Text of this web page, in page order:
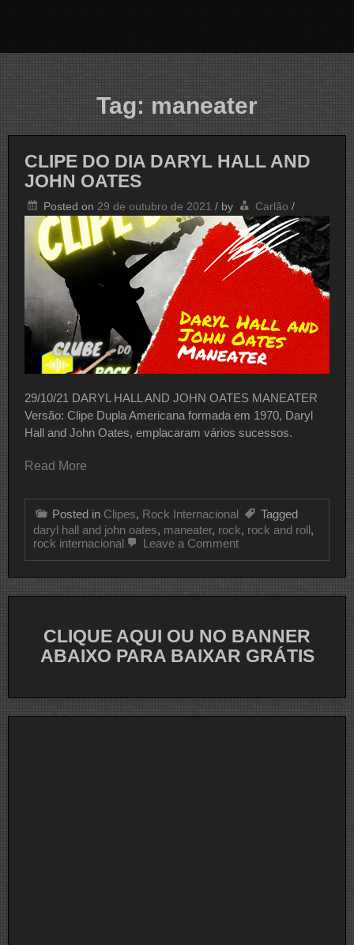
Tag: maneater
CLIPE DO DIA DARYL HALL AND
JOHN OATES
Posted on 29 de outubro de 2021 / by Carlão /
29/10/21 DARYL HALL AND JOHN OATES MANEATER
Versão: Clipe Dupla Americana formada em 1970, Daryl
Hall and John Oates, emplacaram vários sucessos.
Read More
Posted in Clipes, Rock Internacional
Tagged
daryl hall and john oates, maneater, rock, rock and roll,
rock internacional
Leave a Commenton
DARYL
JOHN
OATES
CLIQUE AQUI OU NO BANNER
ABAIXO PARA BAIXAR GRÁTIS